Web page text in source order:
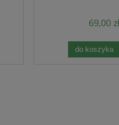
69,00
do koszyka